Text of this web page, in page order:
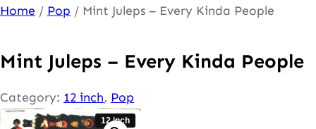
Ga
de
inhoud
Home / Pop / Mint Juleps – Every Kinda People
Mint Juleps – Every Kinda People
Category: 12 inch, Pop
12 inch